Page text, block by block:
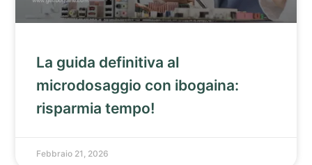
La guida definitiva al
microdosaggio con ibogaina:
risparmia tempo!
Febbraio 21, 2026